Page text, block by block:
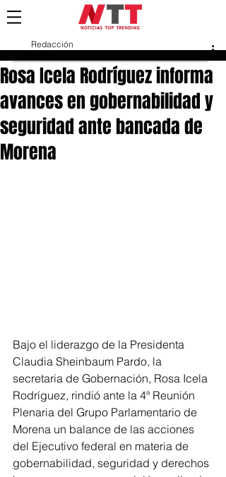
Rosa Icela Rodríguez informa
avances en gobernabilidad y
seguridad ante bancada de
Morena
Redacción
Bajo el liderazgo de la Presidenta
Claudia Sheinbaum Pardo, la
secretaria de Gobernación, Rosa Icela
Rodríguez, rindió ante la 4ª Reunión
Plenaria del Grupo Parlamentario de
Morena un balance de las acciones
del Ejecutivo federal en materia de
gobernabilidad, seguridad y derechos